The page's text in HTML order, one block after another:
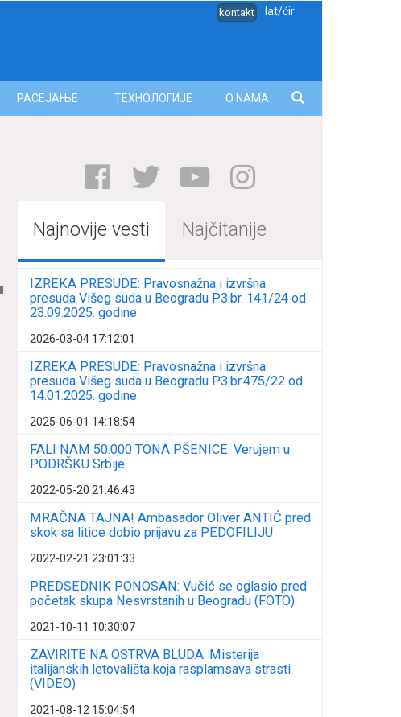
kontakt lat/ćir
РАСЕЈАЊЕ ТЕХНОЛОГИЈЕ O NAMA
Najnovije vesti Najčitanije
IZREKA PRESUDE: Pravosnažna i izvršna
presuda Višeg suda u Beogradu P3.br. 141/24 od
23.09.2025. godine
2026-03-04 17:12:01
IZREKA PRESUDE: Pravosnažna i izvršna
presuda Višeg suda u Beogradu P3.br.475/22 od
14.01.2025. godine
2025-06-01 14:18:54
FALI NAM 50.000 TONA PŠENICE: Verujem u
PODRŠKU Srbije
2022-05-20 21:46:43
MRAČNA TAJNA! Ambasador Oliver ANTIĆ pred
skok sa litice dobio prijavu za PEDOFILIJU
2022-02-21 23:01:33
PREDSEDNIK PONOSAN: Vučić se oglasio pred
početak skupa Nesvrstanih u Beogradu (FOTO)
2021-10-11 10:30:07
ZAVIRITE NA OSTRVA BLUDA: Misterija
italijanskih letovališta koja rasplamsava strasti
(VIDEO)
2021-08-12 15:04:54